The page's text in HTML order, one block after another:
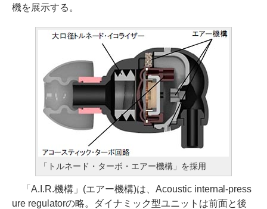
機を展示する。
「トルネード・ターボ・エアー機構」を採用
「A.I.R.機構」(エアー機構)は、Acoustic internal-press
ure regulatorの略。ダイナミック型ユニットは前面と後